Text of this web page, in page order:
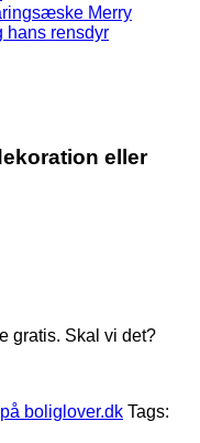
eller
gratis. Skal vi det?
boliglover.dk Tags: